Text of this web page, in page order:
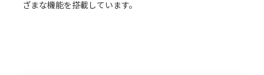
ざまな機能を搭載しています。